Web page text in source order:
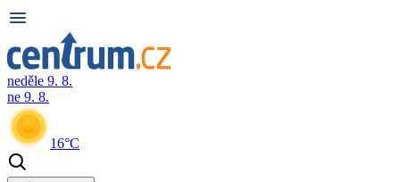
neděle 9. 8.
ne 9. 8.
16°C